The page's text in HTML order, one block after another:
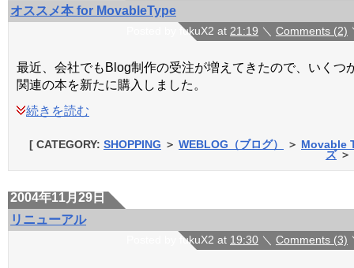
オススメ本 for MovableType
Posted by fukuX2 at 21:19 ＼ Comments (2)
最近、会社でもBlog制作の受注が増えてきたので、いくつ
関連の本を新たに購入しました。
続きを読む
[ CATEGORY: SHOPPING ＞ WEBLOG（ブログ） ＞ Movable
ズ＞
2004年11月29日
リニューアル
Posted by fukuX2 at 19:30 ＼ Comments (3)